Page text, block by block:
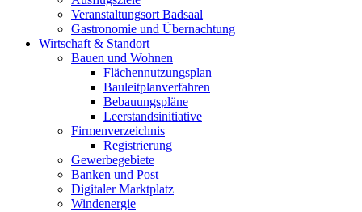
Veranstaltungsort Badsaal
Gastronomie und Übernachtung
Wirtschaft & Standort
Bauen und Wohnen
Flächennutzungsplan
Bauleitplanverfahren
Bebauungspläne
Leerstandsinitiative
Firmenverzeichnis
Registrierung
Gewerbegebiete
Banken und Post
Digitaler Marktplatz
Windenergie